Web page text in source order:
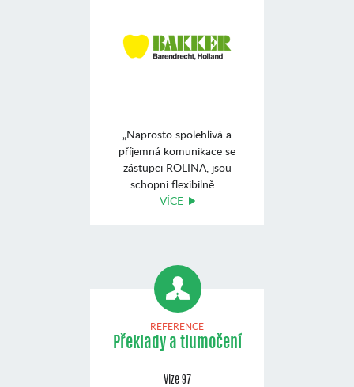
„Naprosto spolehlivá a
příjemná komunikace se
zástupci ROLINA, jsou
schopni flexibilně ...
VÍCE
REFERENCE
Překlady a tlumočení
Vize 97